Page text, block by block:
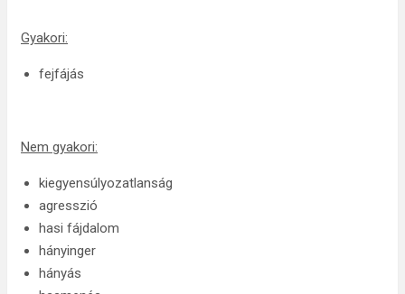
Gyakori:
fejfájás
Nem gyakori:
kiegyensúlyozatlanság
agresszió
hasi fájdalom
hányinger
hányás